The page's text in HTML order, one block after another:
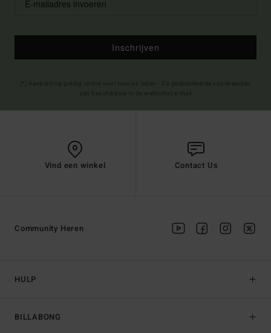
Inschrijven
Vind een winkel Contact Us
HULP
BILLABONG
Community Heren